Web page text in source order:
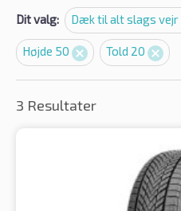
Dit valg: Dæk til alt slags vejr
Højde 50 Told 20
3 Resultater